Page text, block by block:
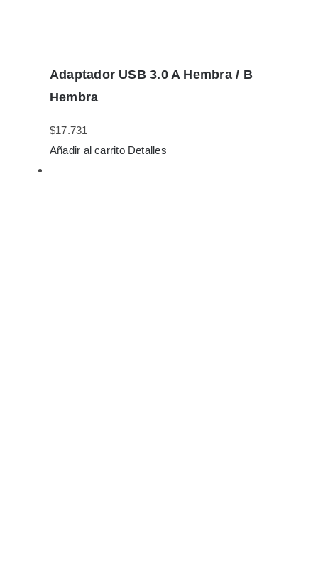
Adaptador USB 3.0 A Hembra / B
Hembra
$17.731
Añadir al carrito Detalles